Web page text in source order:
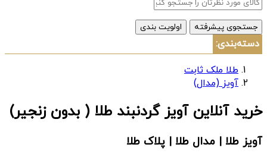
جستجوی پیشرفته اولویت بندی
دسته‌بندی:
طلا ملک ثابت
آویز (مدال)
خرید آنلاین آویز گردنبند طلا ( بدون زنجیر)
آویز طلا | مدال طلا | پلاک طلا